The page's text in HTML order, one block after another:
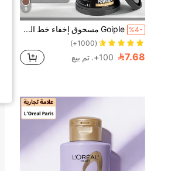
8
%4- Goiple مسحوق إخفاء خط الشعر الأسود 5g مقاوم للماء والعرق، مناسب لتغطية خط الشعر، يمكن للمسحوق ملء خط الشعر الخفيف، تغطية الشعر الرمادي، يمكن استخدام الألياف للشعر الخفيف، يتضمن إسفنجة ناعمة، مرآة، أداة صبغ الشعر، 0.18 أونصة
(1000+)
7.68 100+. تم بيع